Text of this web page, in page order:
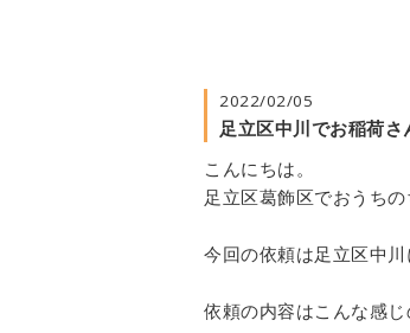
2022/02/05
足立区中川でお稲荷
こんにちは。
足立区葛飾区でおうち
今回の依頼は足立区中川
依頼の内容はこんな感じ